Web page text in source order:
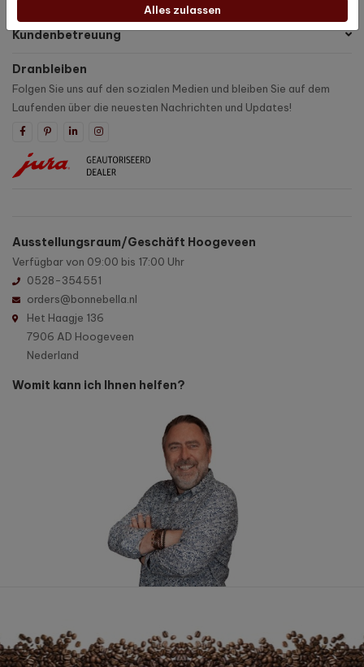
Kundenbetreuung
Dranbleiben
Folgen Sie uns auf den sozialen Medien und bleiben Sie auf dem
Laufenden über die neuesten Nachrichten und Updates!
Ausstellungsraum/Geschäft Hoogeveen
Verfügbar von 09:00 bis 17:00 Uhr
0528-354551
orders@bonnebella.nl
Het Haagje 136
7906 AD Hoogeveen
Nederland
Womit kann ich Ihnen helfen?
Alles zulassen